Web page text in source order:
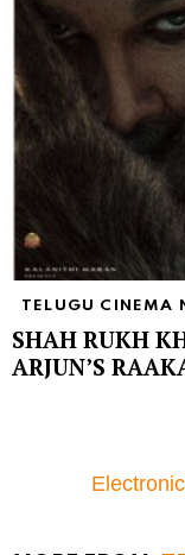
TELUGU CINEMA
SHAH RUKH
ARJUN’S